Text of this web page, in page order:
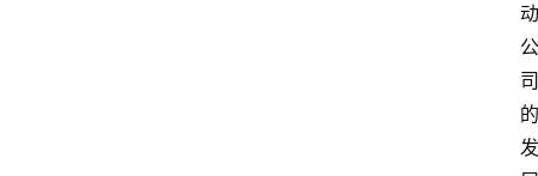
动
公
司
的
发